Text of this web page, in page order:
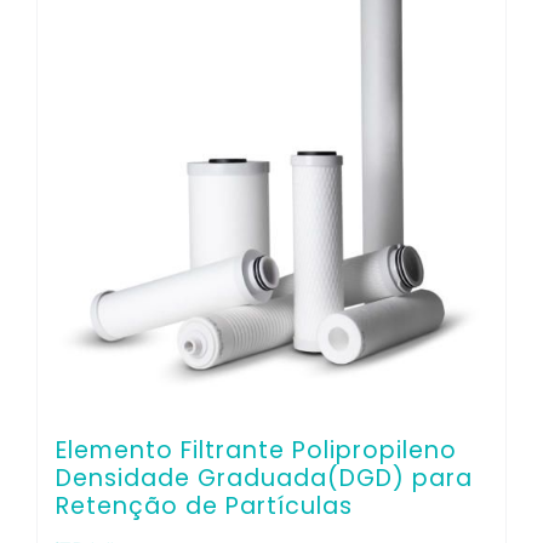
Elemento Filtrante Polipropileno
Densidade Graduada(DGD) para
Retenção de Partículas